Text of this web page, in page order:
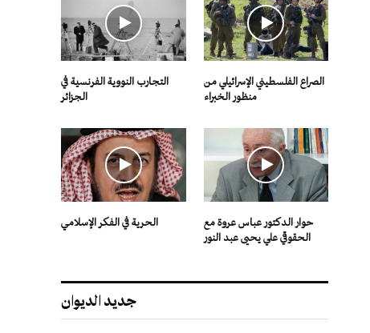
التجارب النووية الفرنسية في
الجزائر
الصراع الفلسطيني الإسرائيلي من
منظور الخبراء
الحرية في الفكر الإسلامي
حوار الدكتور عباس عروة مع
الحقوقي علي يحيى عبد النور
جديد الديوان